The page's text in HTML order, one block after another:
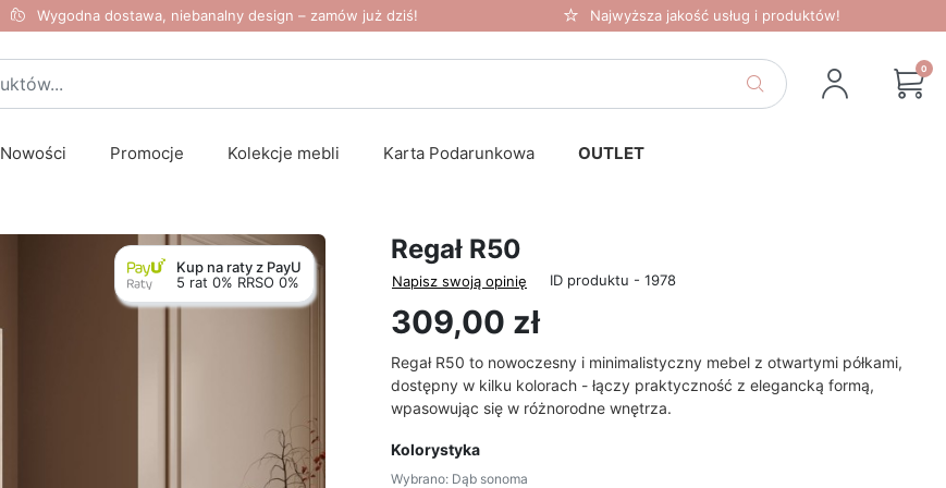
Wygodna dostawa, niebanalny design – zamów już dziś! Najwyższa jakość usług i produktów!
0
Nowości Promocje Kolekcje mebli Karta Podarunkowa OUTLET
Kup na raty z PayU
5 rat 0% RRSO 0%
Regał R50
Napisz swoją opinię ID produktu - 1978
309,00 zł
Regał R50 to nowoczesny i minimalistyczny mebel z otwartymi półkami,
dostępny w kilku kolorach - łączy praktyczność z elegancką formą,
wpasowując się w różnorodne wnętrza.
Kolorystyka
Wybrano: Dąb sonoma